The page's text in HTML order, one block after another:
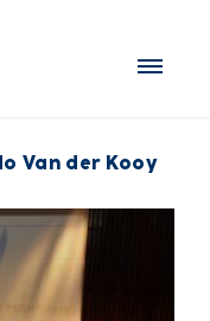
Van der Kooy